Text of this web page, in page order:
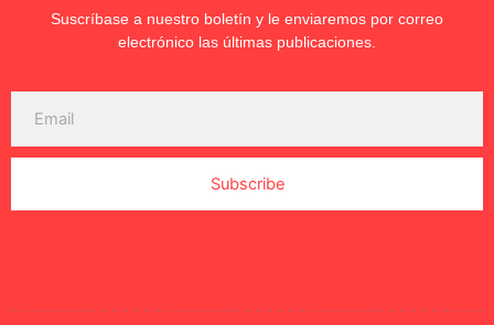
Suscríbase a nuestro boletín y le enviaremos por correo
electrónico las últimas publicaciones.
Subscribe